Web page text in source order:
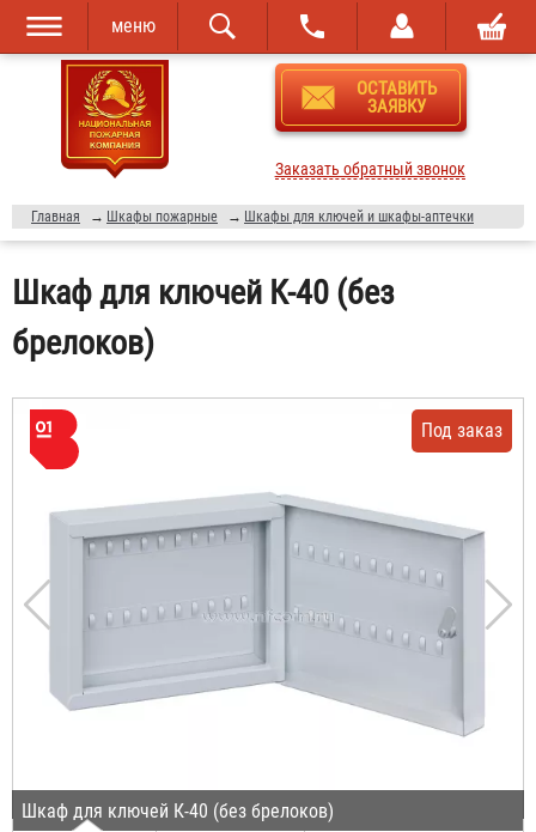
Перейти к
основному
содержанию
Skip to
navigation
меню
ОСТАВИТЬ
ЗАЯВКУ
Заказать обратный звонок
Главная → Шкафы пожарные → Шкафы для ключей и шкафы-аптечки
Шкаф для ключей К-40 (без
брелоков)
Шкаф для ключей К-40 (без брелоков)
Под заказ